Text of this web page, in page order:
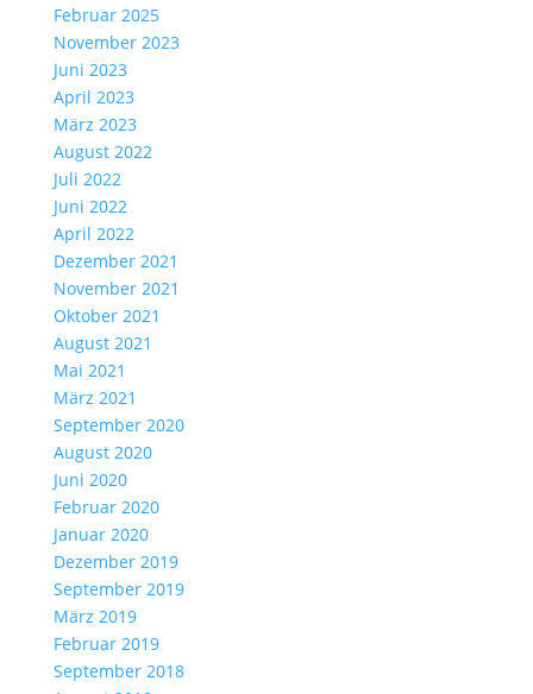
Februar 2025
November 2023
Juni 2023
April 2023
März 2023
August 2022
Juli 2022
Juni 2022
April 2022
Dezember 2021
November 2021
Oktober 2021
August 2021
Mai 2021
März 2021
September 2020
August 2020
Juni 2020
Februar 2020
Januar 2020
Dezember 2019
September 2019
März 2019
Februar 2019
September 2018